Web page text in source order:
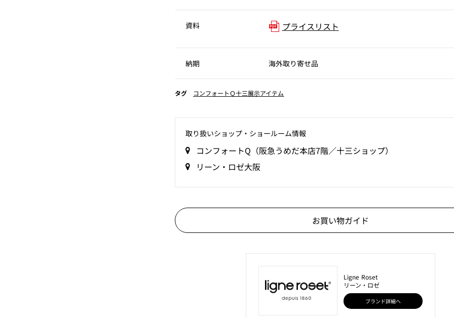
資料 プライスリスト
納期 海外取り寄せ品
タグ コンフォートＱ十三展示アイテム
取り扱いショップ‧ショールーム情報
コンフォートQ（阪急うめだ本店7階／十三ショップ）
リーン・ロゼ大阪
お買い物ガイド
Ligne Roset
リーン・ロゼ
ブランド詳細へ